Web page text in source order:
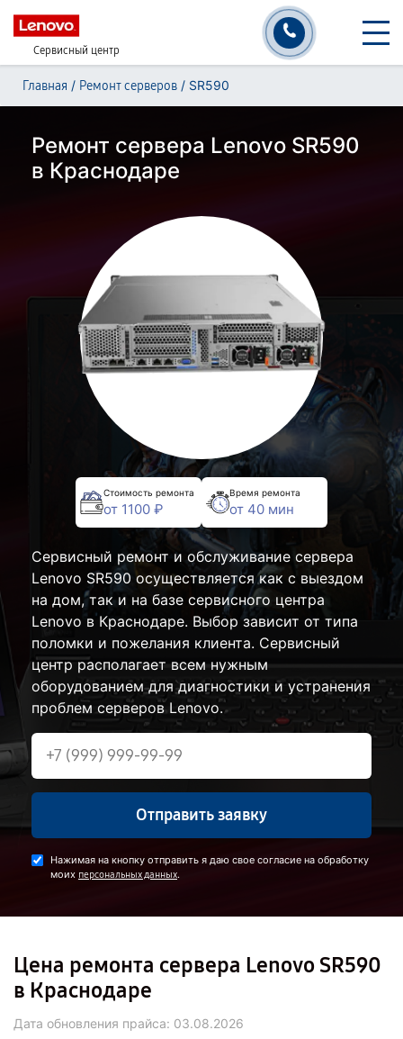
Сервисный центр
Главная / Ремонт серверов / SR590
Ремонт сервера Lenovo SR590
в Краснодаре
Стоимость ремонта
от 1100 ₽
Время ремонта
от 40 мин
Сервисный ремонт и обслуживание сервера
Lenovo SR590 осуществляется как с выездом
на дом, так и на базе сервисного центра
Lenovo в Краснодаре. Выбор зависит от типа
поломки и пожелания клиента. Сервисный
центр располагает всем нужным
оборудованием для диагностики и устранения
проблем серверов Lenovo.
Отправить заявку
Нажимая на кнопку отправить я даю свое согласие на обработку
моих персональных данных.
Цена ремонта сервера Lenovo SR590
в Краснодаре
Дата обновления прайса: 03.08.2026